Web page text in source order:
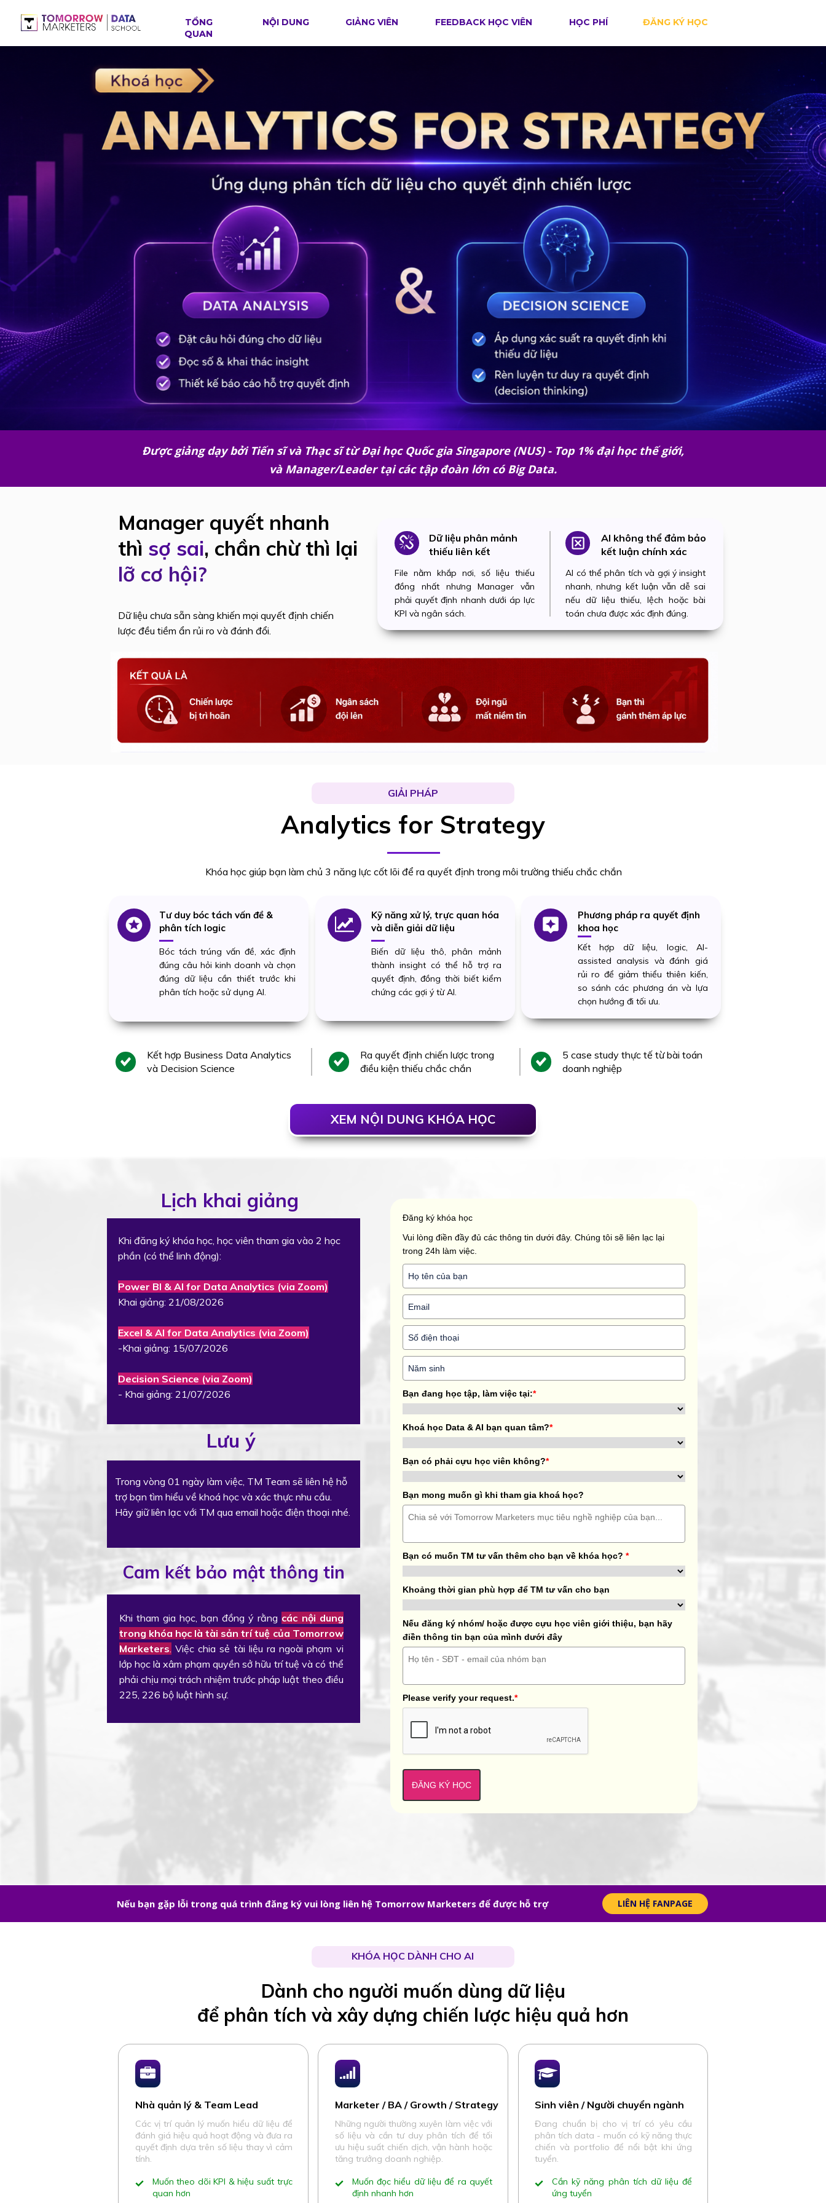
FEEDBACK HỌC VIÊN HỌC PHÍ ĐĂNG KÝ HỌC
NỘI DUNG GIẢNG VIÊN
TỔNG
QUAN
Được giảng dạy bởi Tiến sĩ và Thạc sĩ từ Đại học Quốc gia Singapore (NUS) - Top 1% đại học thế giới,
và Manager/Leader tại các tập đoàn lớn có Big Data.
Manager quyết nhanh
thì sợ sai, chần chừ thì lại
lỡ cơ hội?
Dữ liệu chưa sẵn sàng khiến mọi quyết định chiến
lược đều tiềm ẩn rủi ro và đánh đổi.
AI không thể đảm bảo
kết luận chính xác
AI có thể phân tích và gợi ý insight
nhanh, nhưng kết luận vẫn dễ sai
nếu dữ liệu thiếu, lệch hoặc bài
toán chưa được xác định đúng.
Dữ liệu phân mảnh
thiếu liên kết
File nằm khắp nơi, số liệu thiếu
đồng nhất nhưng Manager vẫn
phải quyết định nhanh dưới áp lực
KPI và ngân sách.
Analytics for Strategy
Khóa học giúp bạn làm chủ 3 năng lực cốt lõi để ra quyết định trong môi trường thiếu chắc chắn
Tư duy bóc tách vấn đề &
phân tích logic
Bóc tách trúng vấn đề, xác định
đúng câu hỏi kinh doanh và chọn
đúng dữ liệu cần thiết trước khi
phân tích hoặc sử dụng AI.
Kỹ năng xử lý, trực quan hóa
và diễn giải dữ liệu
Biến dữ liệu thô, phân mảnh
thành insight có thể hỗ trợ ra
quyết định, đồng thời biết kiểm
chứng các gợi ý từ AI.
Phương pháp ra quyết định
khoa học
Kết hợp dữ liệu, logic, AI-
assisted analysis và đánh giá
rủi ro để giảm thiểu thiên kiến,
so sánh các phương án và lựa
chọn hướng đi tối ưu.
XEM NỘI DUNG KHÓA HỌC
GIẢI PHÁP
Kết hợp Business Data Analytics
và Decision Science
Ra quyết định chiến lược trong
điều kiện thiếu chắc chắn
5 case study thực tế từ bài toán
doanh nghiệp
Lịch khai giảng
Lưu ý
Trong vòng 01 ngày làm việc, TM Team sẽ liên hệ hỗ
trợ bạn tìm hiểu về khoá học và xác thực nhu cầu.
Hãy giữ liên lạc với TM qua email hoặc điện thoại nhé.
Đăng ký khóa học
Vui lòng điền đầy đủ các thông tin dưới đây. Chúng tôi sẽ liên lạc lại
trong 24h làm việc.
Bạn đang học tập, làm việc tại:*
Khoá học Data & AI bạn quan tâm?*
Bạn có phải cựu học viên không?*
Bạn mong muốn gì khi tham gia khoá học?
Bạn có muốn TM tư vấn thêm cho bạn về khóa học?*
Khoảng thời gian phù hợp để TM tư vấn cho bạn
Nếu đăng ký nhóm/ hoặc được cựu học viên giới thiệu, bạn hãy
điền thông tin bạn của mình dưới đây
Please verify your request.*
ĐĂNG KÝ HỌC
Khi tham gia học, bạn đồng ý rằng các nội dung
trong khóa học là tài sản trí tuệ của Tomorrow
Marketers Việc chia sẻ tài liệu ra ngoài phạm vi
lớp học là xâm phạm quyền sở hữu trí tuệ và có thể
phải chịu mọi trách nhiệm trước pháp luật theo điều
225, 226 bộ luật hình sự.
Cam kết bảo mật thông tin
Khi đăng ký khóa học, học viên tham gia vào 2 học
phần (có thể linh động):
Power BI & AI for Data Analytics (via Zoom)
Khai giảng: 21/08/2026
Excel & AI for Data Analytics (via Zoom)
-Khai giảng: 15/07/2026
Decision Science (via Zoom)
- Khai giảng: 21/07/2026
Nếu bạn gặp lỗi trong quá trình đăng ký vui lòng liên hệ Tomorrow Marketers để được hỗ trợ LIÊN HỆ FANPAGE
Nhà quản lý & Team Lead
Các vị trí quản lý muốn hiểu dữ liệu để
đánh giá hiệu quả hoạt động và đưa ra
quyết định dựa trên số liệu thay vì cảm
tính.
Muốn theo dõi KPI & hiệu suất trực
quan hơn
Marketer / BA / Growth / Strategy
Những người thường xuyên làm việc với
số liệu và cần tư duy phân tích để tối
ưu hiệu suất chiến dịch, vận hành hoặc
tăng trưởng doanh nghiệp.
Muốn đọc hiểu dữ liệu để ra quyết
định nhanh hơn
Sinh viên / Người chuyển ngành
Đang chuẩn bị cho vị trí có yêu cầu
phân tích data - muốn có kỹ năng thực
chiến và portfolio để nổi bật khi ứng
tuyển.
Cần kỹ năng phân tích dữ liệu để
ứng tuyển
Dành cho người muốn dùng dữ liệu
để phân tích và xây dựng chiến lược hiệu quả hơn
KHÓA HỌC DÀNH CHO AI